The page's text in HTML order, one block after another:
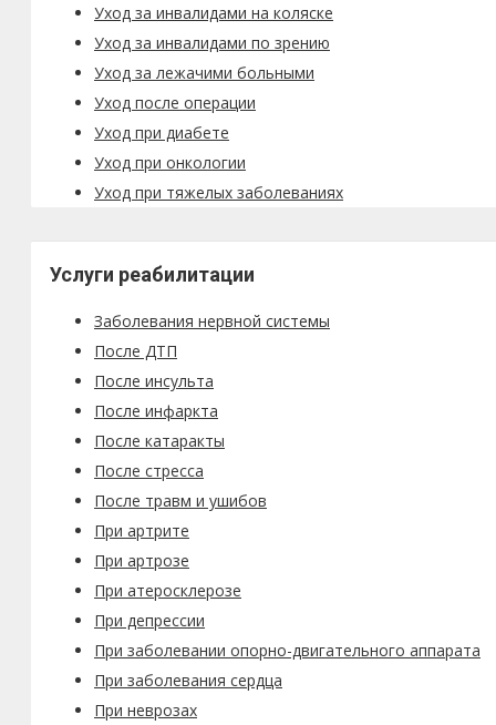
Уход за инвалидами на коляске
Уход за инвалидами по зрению
Уход за лежачими больными
Уход после операции
Уход при диабете
Уход при онкологии
Уход при тяжелых заболеваниях
Услуги реабилитации
Заболевания нервной системы
После ДТП
После инсульта
После инфаркта
После катаракты
После стресса
После травм и ушибов
При артрите
При артрозе
При атеросклерозе
При депрессии
При заболевании опорно-двигательного аппарата
При заболевания сердца
При неврозах